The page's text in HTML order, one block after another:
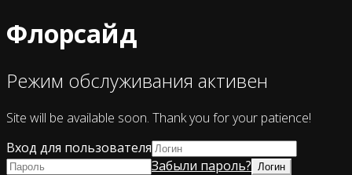
Флорсайд
Режим обслуживания активен
Site will be available soon. Thank you for your patience!
Вход для пользователя
Забыли пароль?